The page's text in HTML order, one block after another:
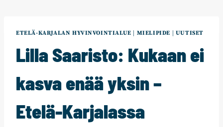
ETELÄ-KARJALAN HYVINVOINTIALUE | MIELIPIDE | UUTISET
Lilla Saaristo: Kukaan ei
kasva enää yksin –
Etelä-Karjalassa